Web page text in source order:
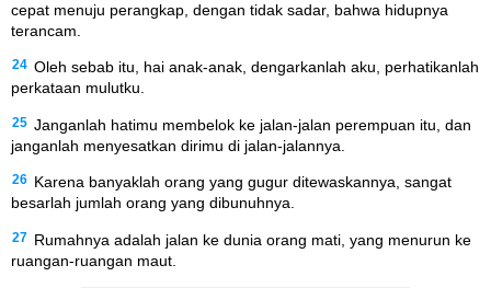
cepat menuju perangkap, dengan tidak sadar, bahwa hidupnya
terancam.
24 Oleh sebab itu, hai anak-anak, dengarkanlah aku, perhatikanlah
perkataan mulutku.
25 Janganlah hatimu membelok ke jalan-jalan perempuan itu, dan
janganlah menyesatkan dirimu di jalan-jalannya.
26 Karena banyaklah orang yang gugur ditewaskannya, sangat
besarlah jumlah orang yang dibunuhnya.
27 Rumahnya adalah jalan ke dunia orang mati, yang menurun ke
ruangan-ruangan maut.